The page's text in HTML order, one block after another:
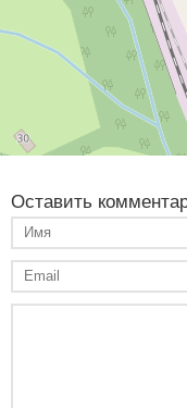
Оставить